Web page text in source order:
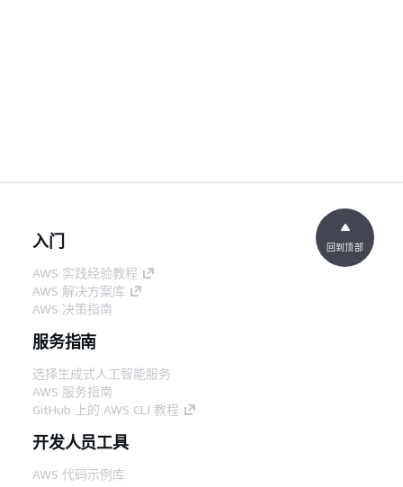
入门
AWS 实践经验教程
AWS 解决方案库
AWS 决策指南
服务指南
选择生成式人工智能服务
AWS 服务指南
GitHub 上的 AWS CLI 教程
开发人员工具
AWS 代码示例库
回到顶部